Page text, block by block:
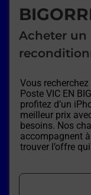
Acheter un
Vous
Poste VIC EN
profitez d’un
meilleur prix
besoins. Nos
accompagnent à
trouver l’offre